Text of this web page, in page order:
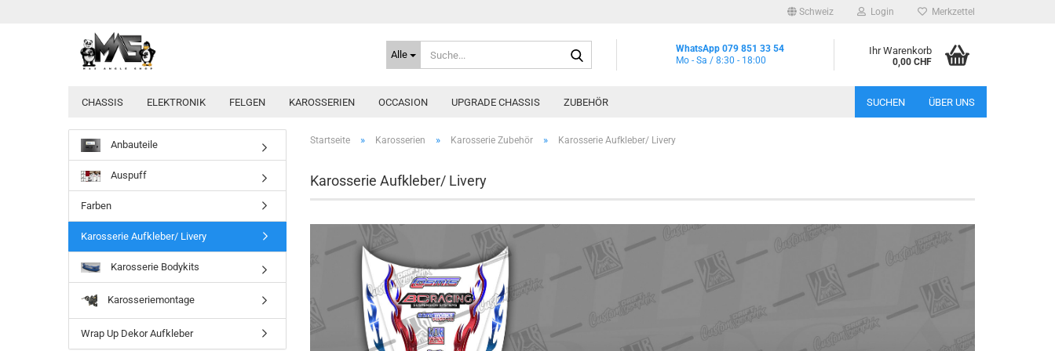
Schweiz Login Merkzettel
Alle
WhatsApp 079 851 33 54
Mo - Sa / 8:30 - 18:00
Ihr Warenkorb
0,00 CHF
CHASSIS ELEKTRONIK FELGEN KAROSSERIEN OCCASION UPGRADE CHASSIS ZUBEHÖR SUCHEN ÜBER UNS
Startseite » Karosserien » Karosserie Zubehör » Karosserie Aufkleber/ Livery
Karosserie Aufkleber/ Livery
Anbauteile
Auspuff
Farben
Karosserie Aufkleber/ Livery
Karosserie Bodykits
Karosseriemontage
Wrap Up Dekor Aufkleber